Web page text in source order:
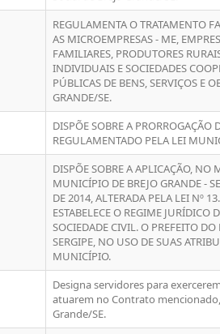
REGULAMENTA O TRATAMENTO
AS MICROEMPRESAS - ME,
FAMILIARES, PRODUTORES
INDIVIDUAIS E SOCIEDADES
PÚBLICAS DE BENS, SERVIÇOS E
GRANDE/SE.
DISPÕE SOBRE A
REGULAMENTADO PELA LEI
DISPÕE SOBRE A APLICAÇÃO, NO
MUNICÍPIO DE BREJO GRANDE -
DE 2014, ALTERADA PELA LEI Nº
ESTABELECE O REGIME JURÍDICO
SOCIEDADE CIVIL. O PREFEITO
SERGIPE, NO USO DE SUAS
MUNICÍPIO.
Designa servidores para
atuarem no Contrato
Grande/SE.